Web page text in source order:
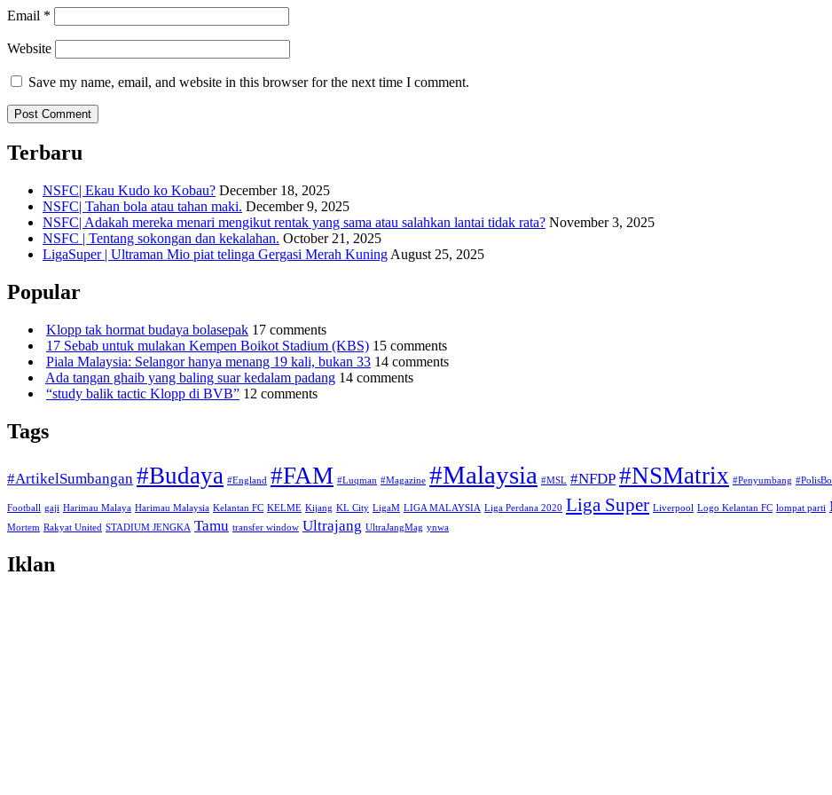
Email *
Website
Save my name, email, and website in this browser for the next time I comment.
Terbaru
NSFC| Ekau Kudo ko Kobau? December 18, 2025
NSFC| Tahan bola atau tahan maki. December 9, 2025
NSFC| Adakah mereka menari mengikut rentak yang sama atau salahkan lantai tidak rata? November 3, 2025
NSFC | Tentang sokongan dan kekalahan. October 21, 2025
LigaSuper | Ultraman Mio piat telinga Gergasi Merah Kuning August 25, 2025
Popular
Klopp tak hormat budaya bolasepak 17 comments
17 Sebab untuk mulakan Kempen Boikot Stadium (KBS) 15 comments
Piala Malaysia: Selangor hanya menang 19 kali, bukan 33 14 comments
Ada tangan ghaib yang baling suar kedalam padang 14 comments
“study balik tactic Klopp di BVB” 12 comments
Tags
#ArtikelSumbangan #Budaya #England #FAM #Luqman #Magazine #Malaysia #MSL #NFDP #NSMatrix #Penyumbang
Football gaji Harimau Malaya Harimau Malaysia Kelantan FC KELME Kijang KL City LigaM LIGA MALAYSIA Liga Perdana 2020 Liga Super Liverpool Logo Kelantan FC lompat parti
Mortem Rakyat United STADIUM JENGKA Tamu transfer window Ultrajang UltraJangMag ynwa
Iklan